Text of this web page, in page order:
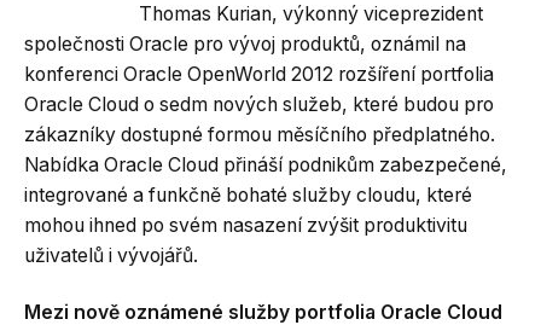
Thomas Kurian, výkonný viceprezident
společnosti Oracle pro vývoj produktů, oznámil na
konferenci Oracle OpenWorld 2012 rozšíření portfolia
Oracle Cloud o sedm nových služeb, které budou pro
zákazníky dostupné formou měsíčního předplatného.
Nabídka Oracle Cloud přináší podnikům zabezpečené,
integrované a funkčně bohaté služby cloudu, které
mohou ihned po svém nasazení zvýšit produktivitu
uživatelů i vývojářů.
Mezi nově oznámené služby portfolia Oracle Cloud